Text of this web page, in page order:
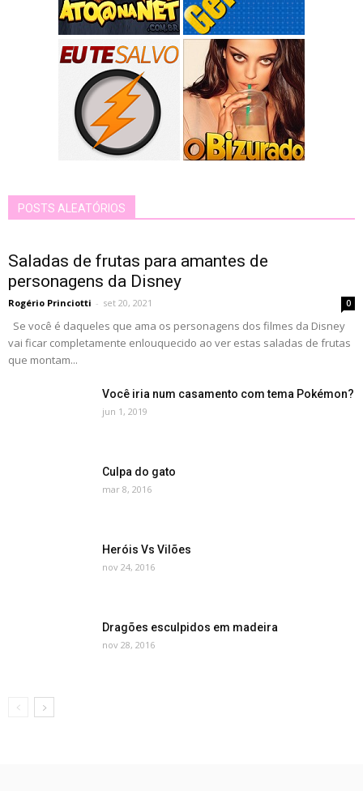
POSTS ALEATÓRIOS
Saladas de frutas para amantes de
personagens da Disney
Rogério Princiotti - set 20, 2021 0
Se você é daqueles que ama os personagens dos filmes da Disney
vai ficar completamente enlouquecido ao ver estas saladas de frutas
que montam...
Você iria num casamento com tema Pokémon?
jun 1, 2019
Culpa do gato
mar 8, 2016
Heróis Vs Vilões
nov 24, 2016
Dragões esculpidos em madeira
nov 28, 2016